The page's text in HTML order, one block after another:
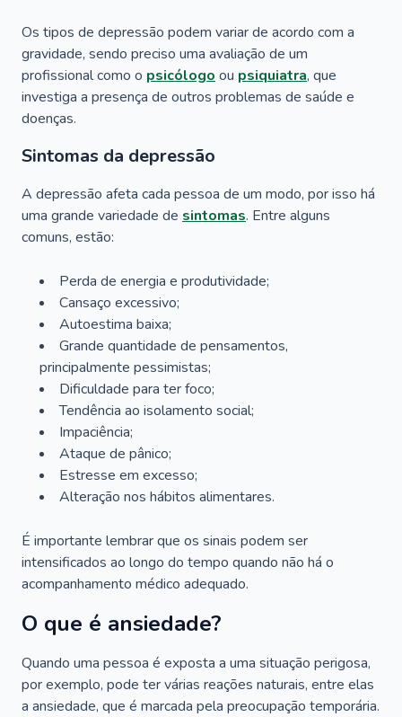
Os tipos de depressão podem variar de acordo com a
gravidade, sendo preciso uma avaliação de um
profissional como o psicólogoou psiquiatra, que
investiga a presença de outros problemas de saúde e
doenças.
Sintomas da depressão
A depressão afeta cada pessoa de um modo, por isso há
uma grande variedade de sintomas. Entre alguns
comuns, estão:
Perda de energia e produtividade;
Cansaço excessivo;
Autoestima baixa;
Grande quantidade de pensamentos,
principalmente pessimistas;
Dificuldade para ter foco;
Tendência ao isolamento social;
Impaciência;
Ataque de pânico;
Estresse em excesso;
Alteração nos hábitos alimentares.
É importante lembrar que os sinais podem ser
intensificados ao longo do tempo quando não há o
acompanhamento médico adequado.
O que é ansiedade?
Quando uma pessoa é exposta a uma situação perigosa,
por exemplo, pode ter várias reações naturais, entre elas
a ansiedade, que é marcada pela preocupação temporária.